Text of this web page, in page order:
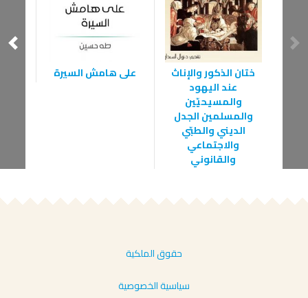
ختان الذكور والإناث
عند اليهود
والمسيحيّين
والمسلمين الجدل
الديني والطبّي
والاجتماعي
والقانوني
على هامش السيرة
حقوق الملكية
سياسية الخصوصية